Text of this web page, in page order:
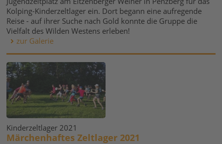
Kolping-Kinderzeltlager ein. Dort begann eine aufregende
Reise - auf ihrer Suche nach Gold konnte die Gruppe die
Vielfalt des Wilden Westens erleben!
zur Galerie
Kinderzeltlager 2021
Märchenhaftes Zeltlager 2021